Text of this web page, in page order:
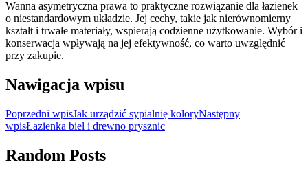
Wanna asymetryczna prawa to praktyczne rozwiązanie dla łazienek
o niestandardowym układzie. Jej cechy, takie jak nierównomierny
kształt i trwałe materiały, wspierają codzienne użytkowanie. Wybór i
konserwacja wpływają na jej efektywność, co warto uwzględnić
przy zakupie.
Nawigacja wpisu
Poprzedni wpisJak urządzić sypialnię koloryNastępny
wpisŁazienka biel i drewno prysznic
Random Posts